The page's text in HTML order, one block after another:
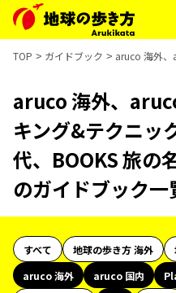
TOP ガイドブック aruco 海外、
aruco 海外、
キング&テクニッ
代、BOOKS 旅の
のガイドブック一
すべて 地球の歩き方 海外
aruco 海外
aruco 国内